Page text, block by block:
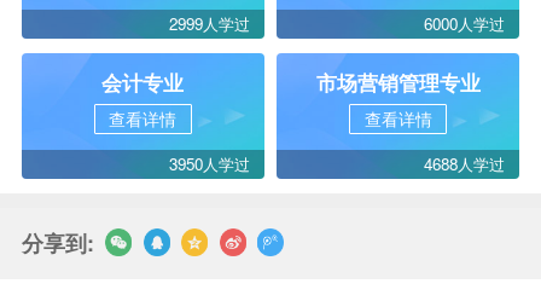
2999人学过 6000人学过
会计专业
查看详情
3950人学过
市场营销管理专业
查看详情
4688人学过
分享到: